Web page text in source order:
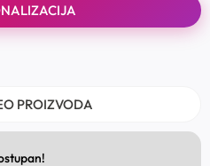
PROIZVODA